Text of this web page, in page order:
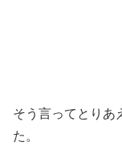
そう言ってとりあ
た。